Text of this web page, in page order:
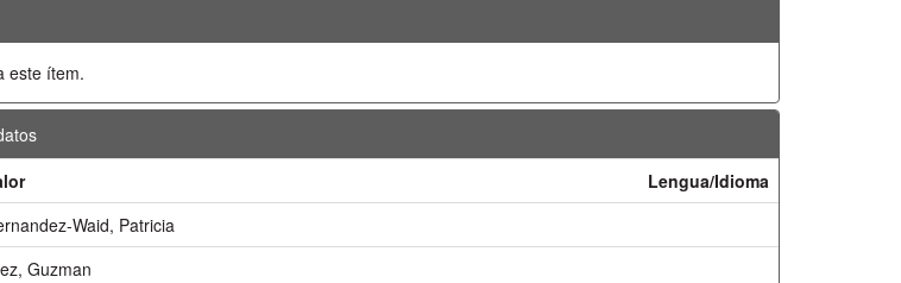
este ítem.
Lengua/Idioma
Waid, Patricia
Guzman